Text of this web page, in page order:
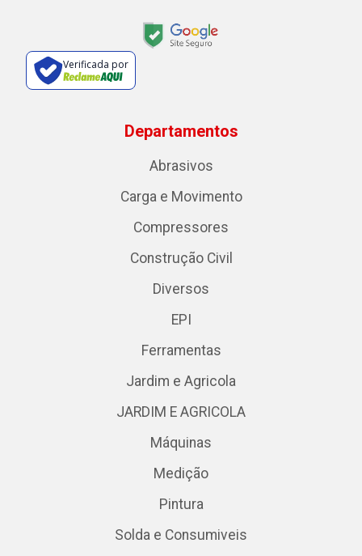
Verificada por
Departamentos
Abrasivos
Carga e Movimento
Compressores
Construção Civil
Diversos
EPI
Ferramentas
Jardim e Agricola
JARDIM E AGRICOLA
Máquinas
Medição
Pintura
Solda e Consumiveis